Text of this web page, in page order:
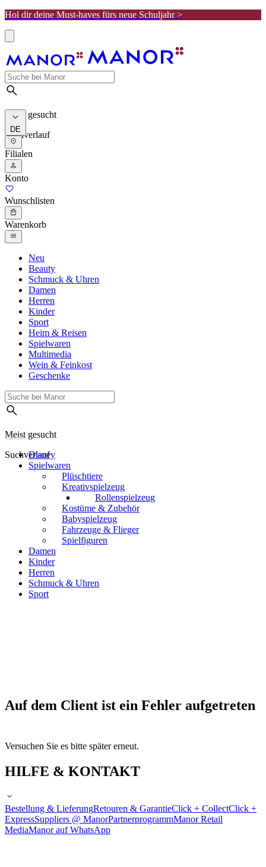
Hol dir deine Must-haves fürs neue Schuljahr >
Meist gesucht
Suchverlauf
DE
Filialen
Konto
Wunschlisten
Warenkorb
Neu
Beauty
Schmuck & Uhren
Damen
Herren
Kinder
Sport
Heim & Reisen
Spielwaren
Multimedia
Wein & Feinkost
Geschenke
Meist gesucht
Suchverlauf
Disney
Spielwaren
Plüschtiere
Kreativspielzeug
Rollenspielzeug
Kostüme & Zubehör
Babyspielzeug
Fahrzeuge & Flieger
Spielfiguren
Damen
Kinder
Herren
Schmuck & Uhren
Sport
Auf dem Client ist ein Fehler aufgetreten
Versuchen Sie es bitte später erneut.
HILFE & KONTAKT
Bestellung & LieferungRetouren & GarantieClick + CollectClick +
ExpressSuppliers @ ManorPartnerprogrammManor Retail
MediaManor auf WhatsApp